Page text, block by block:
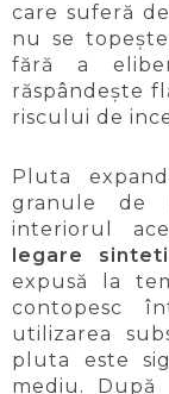
care suferă
nu se
fără a
răspândește
riscului de
Pluta
granule de
interiorul
legare
expusă la
contopesc
utilizarea
pluta este
mediu.